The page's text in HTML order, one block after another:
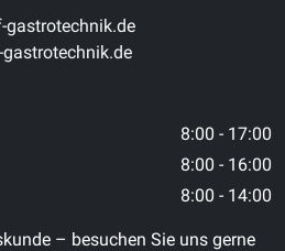
gastrotechnik.de
8:00 - 17:00
8:00 - 16:00
8:00 - 14:00
– besuchen Sie uns gerne